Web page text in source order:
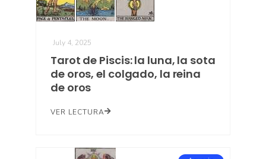
July 4, 2025
Tarot de Piscis: la luna, la sota
de oros, el colgado, la reina
de oros
VER LECTURA